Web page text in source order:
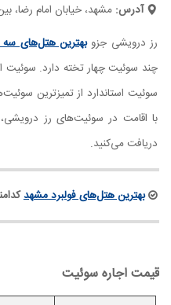
آدرس:مشهد، خیابان امام رضا، بین
رز درویشی جزوبهترین هتل‌های
چند سوئیت چهار تخته دارد. سوئیت
سوئیت استاندارد از تمیزترین
با اقامت در سوئیت‌های رز درویشی،
دریافت می‌کنید.
بهترین هتل‌های فولبرد مشهد
قیمت اجاره سوئیت